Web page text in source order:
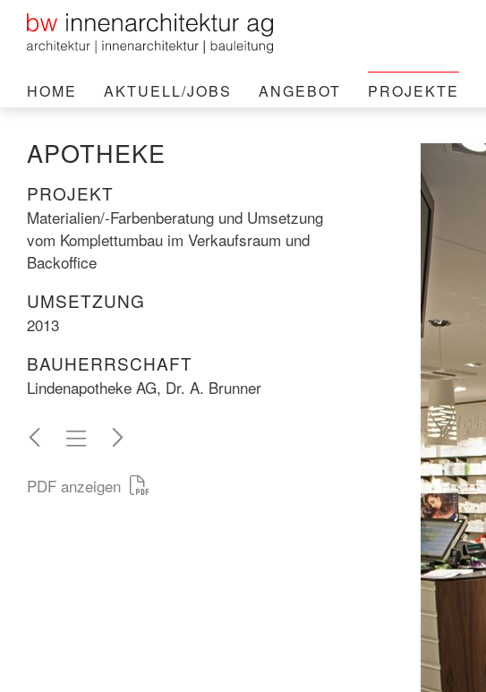
HOME AKTUELL/JOBS ANGEBOT PROJEKTE
APOTHEKE
PROJEKT
Materialien/-Farbenberatung und Umsetzung
vom Komplettumbau im Verkaufsraum und
Backoffice
UMSETZUNG
2013
BAUHERRSCHAFT
Lindenapotheke AG, Dr. A. Brunner
PDF anzeigen